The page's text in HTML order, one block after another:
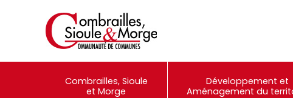
Combrailles, Sioule
et Morge
Développement et
Aménagement du